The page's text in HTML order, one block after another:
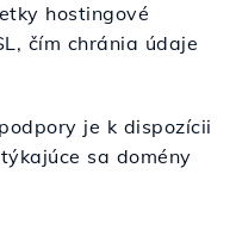
hostingové
čím chránia údaje
je k dispozícii
sa domény